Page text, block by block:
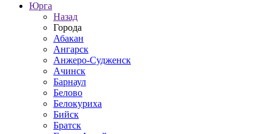
Юрга
Назад
Города
Абакан
Ангарск
Анжеро-Судженск
Ачинск
Барнаул
Белово
Белокуриха
Бийск
Братск